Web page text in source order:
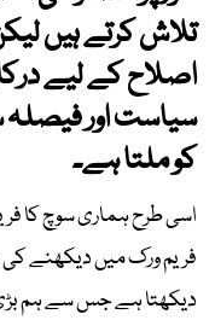
تلاش کرتے ہیں
اصلاح کے لیے
سیاست اور
کو ملتا ہے۔
اسی طرح ہماری سوچ کا
فریم ورک میں دیکھنے کی
دیکھتا ہے جس سے ہم